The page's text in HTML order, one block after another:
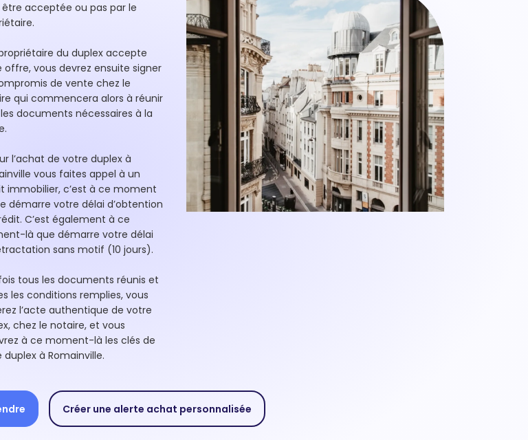
acceptée ou pas par le
du duplex accepte
offre, vous devrez ensuite signer
de vente chez le
qui commencera alors à réunir
documents nécessaires à la
l’achat de votre duplex à
vous faites appel à un
immobilier, c’est à ce moment
démarre votre délai d’obtention
C’est également à ce
là que démarre votre délai
sans motif (10 jours).
tous les documents réunis et
les conditions remplies, vous
l’acte authentique de votre
chez le notaire, et vous
à ce moment-là les clés de
duplex à Romainville.
Créer une alerte achat personnalisée